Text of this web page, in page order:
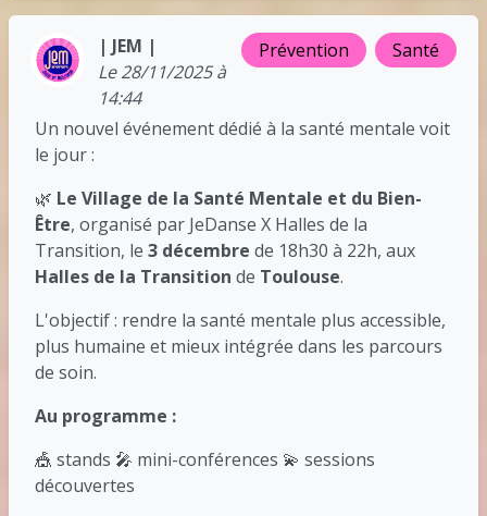
| JEM |
Le 28/11/2025 à
14:44
Prévention Santé
Un nouvel événement dédié à la santé mentale voit
le jour :
🌿 Le Village de la Santé Mentale et du Bien-
Être, organisé par JeDanse X Halles de la
Transition, le 3 décembre de 18h30 à 22h, aux
Halles de la Transition de Toulouse.
L'objectif : rendre la santé mentale plus accessible,
plus humaine et mieux intégrée dans les parcours
de soin.
Au programme :
🎪 stands 🎤 mini-conférences 💫 sessions
découvertes